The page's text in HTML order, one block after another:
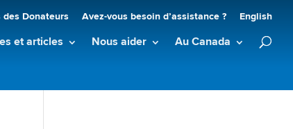
Donateurs Avez-vous besoin d’assistance ? English
et articles Nous aider Au Canada